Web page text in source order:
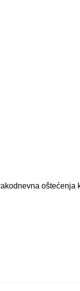
oštećenja